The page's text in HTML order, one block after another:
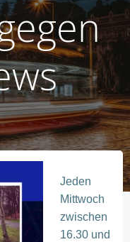
Jeden
Mittwoch
zwischen
16.30 und